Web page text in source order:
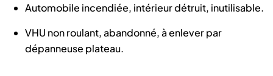
Automobile incendiée, intérieur détruit, inutilisable.
VHU non roulant, abandonné, à enlever par
dépanneuse plateau.